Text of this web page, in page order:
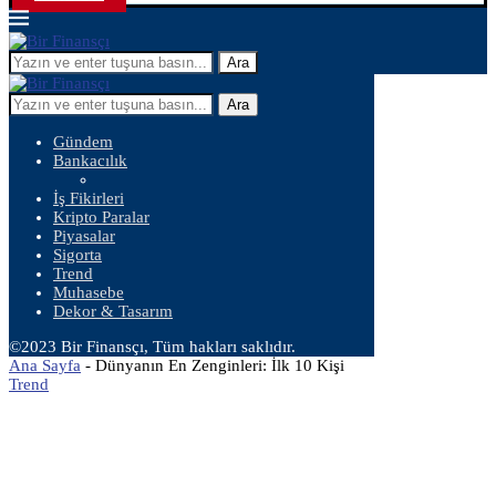
Ara
Ara
Gündem
Bankacılık
İş Fikirleri
Kripto Paralar
Piyasalar
Sigorta
Trend
Muhasebe
Dekor & Tasarım
©2023 Bir Finansçı, Tüm hakları saklıdır.
Ana Sayfa - Dünyanın En Zenginleri: İlk 10 Kişi
Trend